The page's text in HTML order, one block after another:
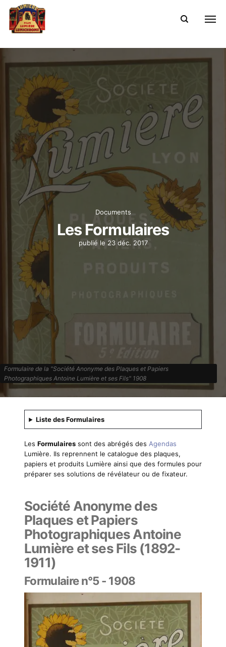
Documents
Les Formulaires
publié le 23 déc. 2017
Formulaire de la "Société Anonyme des Plaques et Papiers
Photographiques Antoine Lumière et ses Fils" 1908
Liste des Formulaires
Les Formulairessont des abrégés des Agendas
Lumière. Ils reprennent le catalogue des plaques,
papiers et produits Lumière ainsi que des formules pour
préparer ses solutions de révélateur ou de fixateur.
Société Anonyme des
Plaques et Papiers
Photographiques Antoine
Lumière et ses Fils (1892-
1911)
Formulaire n°5 - 1908